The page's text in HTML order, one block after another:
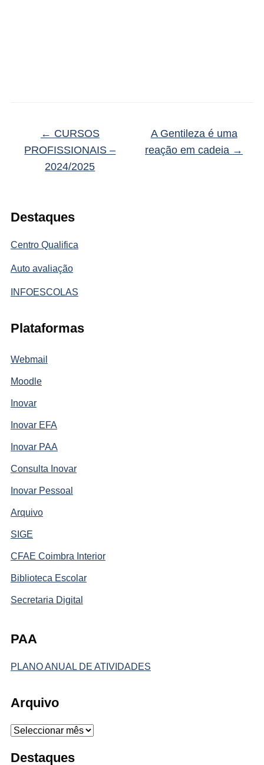
Destaques
Centro Qualifica
Auto avaliação
INFOESCOLAS
Plataformas
Webmail
Moodle
Inovar
Inovar EFA
Inovar PAA
Consulta Inovar
Inovar Pessoal
Arquivo
SIGE
CFAE Coimbra Interior
Biblioteca Escolar
Secretaria Digital
PAA
PLANO ANUAL DE ATIVIDADES
Arquivo
Arquivo
← CURSOS
PROFISSIONAIS –
2024/2025
A Gentileza é uma
reação em cadeia →
Destaques